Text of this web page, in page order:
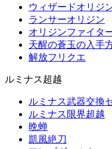
ウィザードオリジ
ランサーオリジン
オリジンファイタ
天醒の蒼玉の入手
解放フリクエ
ルミナス超越
ルミナス武器交換
ルミナス限界超越
晩蝉
凱風絶刀